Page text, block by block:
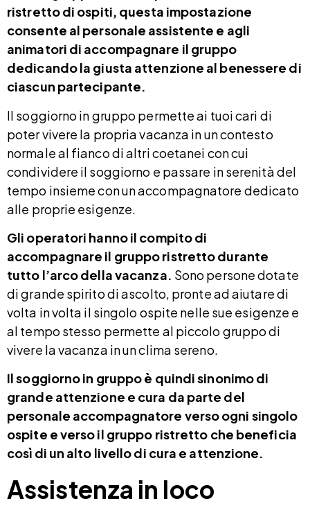
ristretto di ospiti, questa impostazione
consente al personale assistente e agli
animatori di accompagnare il gruppo
dedicando la giusta attenzione al benessere di
ciascun partecipante.
Il soggiorno in gruppo permette ai tuoi cari di
poter vivere la propria vacanza in un contesto
normale al fianco di altri coetanei con cui
condividere il soggiorno e passare in serenità del
tempo insieme con un accompagnatore dedicato
alle proprie esigenze.
Gli operatori hanno il compito di
accompagnare il gruppo ristretto durante
tutto l’arco della vacanza. Sono persone dotate
di grande spirito di ascolto, pronte ad aiutare di
volta in volta il singolo ospite nelle sue esigenze e
al tempo stesso permette al piccolo gruppo di
vivere la vacanza in un clima sereno.
Il soggiorno in gruppo è quindi sinonimo di
grande attenzione e cura da parte del
personale accompagnatore verso ogni singolo
ospite e verso il gruppo ristretto che beneficia
così di un alto livello di cura e attenzione.
Assistenza in loco